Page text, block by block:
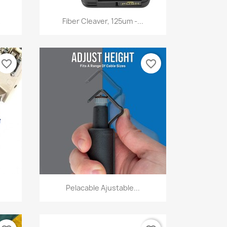
Vista rápida
Fiber Cleaver, 125um -...
favorite_border
Vista rápida
Pelacable Ajustable...
favorite_border